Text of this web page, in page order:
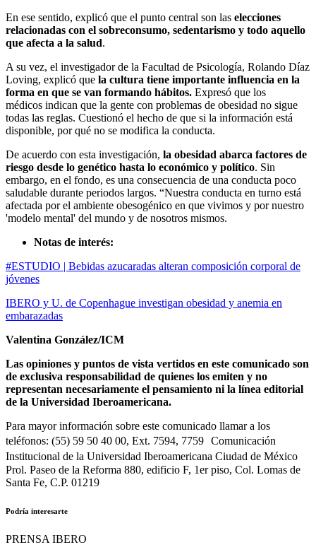
En ese sentido, explicó que el punto central son las elecciones
relacionadas con el sobreconsumo, sedentarismo y todo aquello
que afecta a la salud.
A su vez, el investigador de la Facultad de Psicología, Rolando Díaz
Loving, explicó que la cultura tiene importante influencia en la
forma en que se van formando hábitos. Expresó que los
médicos indican que la gente con problemas de obesidad no sigue
todas las reglas. Cuestionó el hecho de que si la información está
disponible, por qué no se modifica la conducta.
De acuerdo con esta investigación, la obesidad abarca factores de
riesgo desde lo genético hasta lo económico y político. Sin
embargo, en el fondo, es una consecuencia de una conducta poco
saludable durante periodos largos. “Nuestra conducta en turno está
afectada por el ambiente obesogénico en que vivimos y por nuestro
'modelo mental' del mundo y de nosotros mismos.
Notas de interés:
#ESTUDIO | Bebidas azucaradas alteran composición corporal de
jóvenes
IBERO y U. de Copenhague investigan obesidad y anemia en
embarazadas
Valentina González/ICM
Las opiniones y puntos de vista vertidos en este comunicado son
de exclusiva responsabilidad de quienes los emiten y no
representan necesariamente el pensamiento ni la línea editorial
de la Universidad Iberoamericana.
Para mayor información sobre este comunicado llamar a los
teléfonos: (55) 59 50 40 00, Ext. 7594, 7759 Comunicación
Institucional de la Universidad Iberoamericana Ciudad de México
Prol. Paseo de la Reforma 880, edificio F, 1er piso, Col. Lomas de
Santa Fe, C.P. 01219
Podría interesarte
PRENSA IBERO